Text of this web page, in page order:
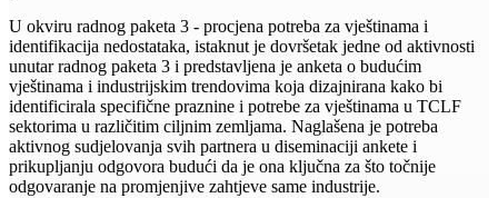
U okviru radnog paketa 3 - procjena potreba za vještinama i
identifikacija nedostataka, istaknut je dovršetak jedne od aktivnosti
unutar radnog paketa 3 i predstavljena je anketa o budućim
vještinama i industrijskim trendovima koja dizajnirana kako bi
identificirala specifične praznine i potrebe za vještinama u TCLF
sektorima u različitim ciljnim zemljama. Naglašena je potreba
aktivnog sudjelovanja svih partnera u diseminaciji ankete i
prikupljanju odgovora budući da je ona ključna za što točnije
odgovaranje na promjenjive zahtjeve same industrije.